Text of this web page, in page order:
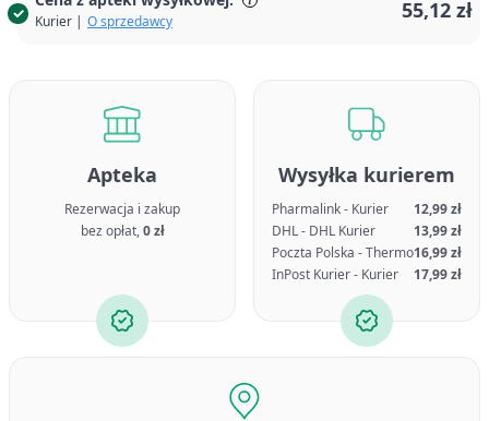
Kurier | O sprzedawcy 55,12 zł
Apteka
Rezerwacja i zakup
bez opłat,0 zł
Wysyłka kurierem
Pharmalink - Kurier
12,99 zł
DHL - DHL Kurier
13,99 zł
Poczta Polska - Thermo16,99 zł
InPost Kurier - Kurier
17,99 zł